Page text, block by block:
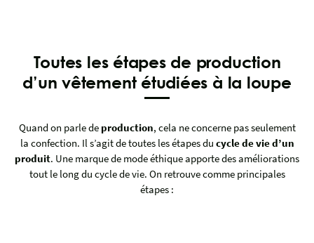
Toutes les étapes de production
d’un vêtement étudiées à la loupe
Quand on parle de production, cela ne concerne pas seulement
la confection. Il s’agit de toutes les étapes du cycle de vie d’un
produit. Une marque de mode éthique apporte des améliorations
tout le long du cycle de vie. On retrouve comme principales
étapes :